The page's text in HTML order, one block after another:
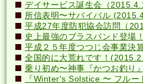
デイサービス誕生会（
所信表明〜サバイバル
平成27年度防犯協会訪問（
史上最強のブラスバンド登場
平成２５年度つつじ会事業決
全国的に大荒れです！
乗り初め〜神事『かつお釣り
『Winter's Solstice 〜 フル